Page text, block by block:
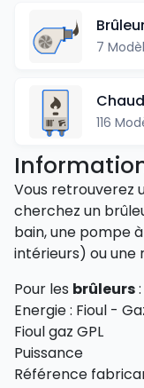
7
116
Vous retrouverez
cherchez un
bain, une pompe
intérieurs) ou une
Pour les brûleurs:
Energie : Fioul -
Fioul gaz GPL
Puissance
Référence